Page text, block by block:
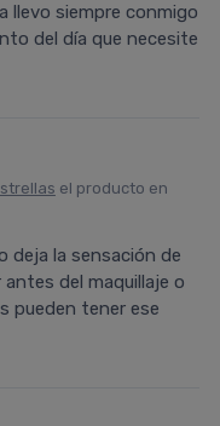
llevo siempre conmigo
del día que necesite
el producto en
deja la sensación de
antes del maquillaje o
pueden tener ese